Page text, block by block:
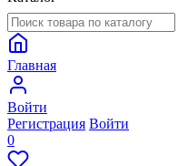
Главная
Войти
Регистрация Войти
0